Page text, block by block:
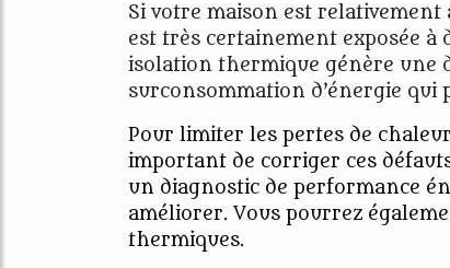
Si votre maison est relativement
est très certainement exposée à
isolation thermique génère une
surconsommation d’énergie
Pour limiter les pertes de
important de corriger ces
un diagnostic de performance
améliorer. Vous pourrez
thermiques.